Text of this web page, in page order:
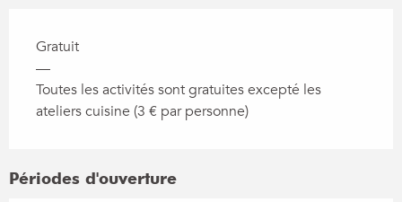
Gratuit
—
Toutes les activités sont gratuites excepté les
ateliers cuisine (3 € par personne)
Périodes d'ouverture